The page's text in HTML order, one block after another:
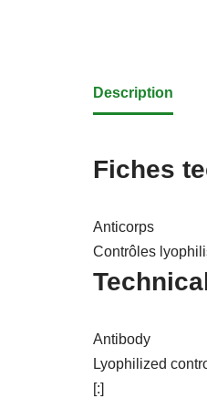
Description
Fiches
Anticorps
Contrôles
Antibody
Lyophilized
[:]